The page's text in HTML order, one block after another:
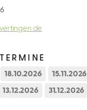
18.10.2026 15.11.2026
13.12.2026 31.12.2026